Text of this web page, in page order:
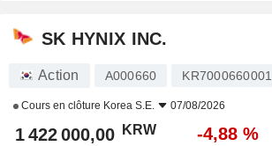
SK HYNIX INC.
Action A000660 KR7000660001
Cours en clôture Korea S.E. 07/08/2026
1 422 000,00 KRW -4,88 %